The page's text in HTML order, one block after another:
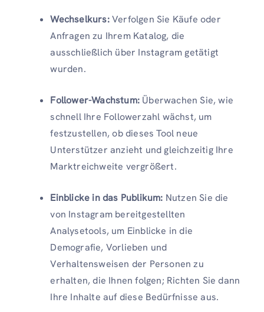
Wechselkurs:Verfolgen Sie Käufe oder
Anfragen zu Ihrem Katalog, die
ausschließlich über Instagram getätigt
wurden.
Follower-Wachstum: Überwachen Sie, wie
schnell Ihre Followerzahl wächst, um
festzustellen, ob dieses Tool neue
Unterstützer anzieht und gleichzeitig Ihre
Marktreichweite vergrößert.
Einblicke in das Publikum: Nutzen Sie die
von Instagram bereitgestellten
Analysetools, um Einblicke in die
Demografie, Vorlieben und
Verhaltensweisen der Personen zu
erhalten, die Ihnen folgen; Richten Sie dann
Ihre Inhalte auf diese Bedürfnisse aus.